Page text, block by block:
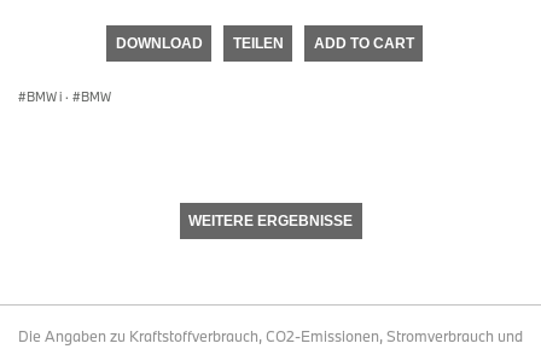
DOWNLOAD TEILEN ADD TO CART
BMW i · BMW
WEITERE ERGEBNISSE
Die Angaben zu Kraftstoffverbrauch, CO2-Emissionen, Stromverbrauch und